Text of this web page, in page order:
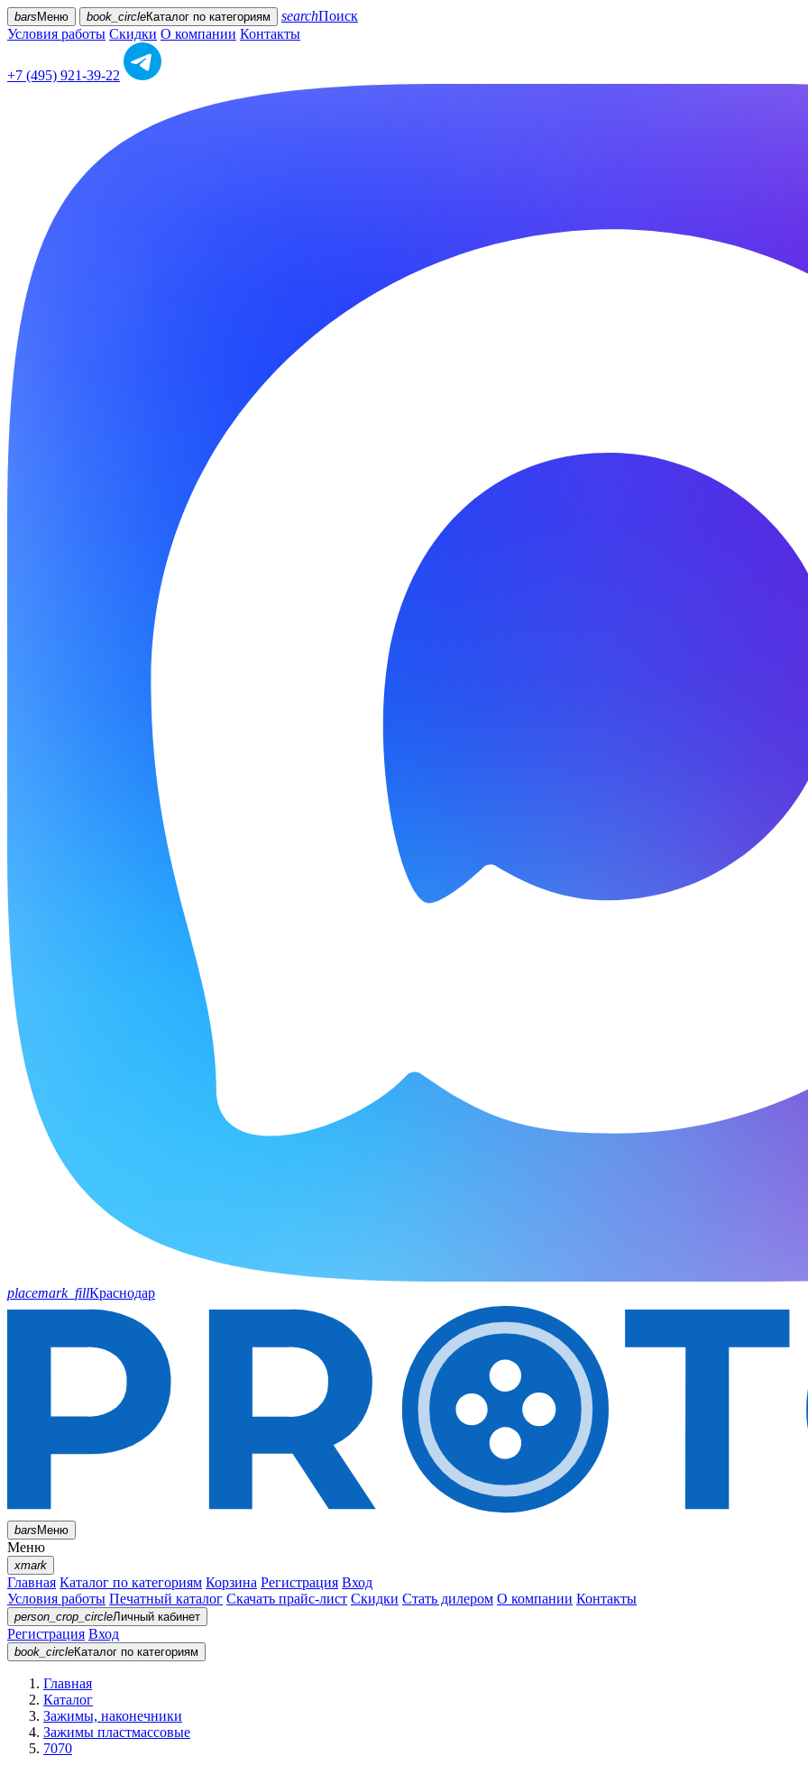
bars Меню book_circleКаталог по категориям searchПоиск
Условия работы Скидки О компании Контакты
+7 (495) 921-39-22
placemark_fillКраснодар
barsМеню
Меню
xmark
Главная Каталог по категориям Корзина Регистрация Вход
Условия работы Печатный каталог Скачать прайс-лист Скидки Стать дилером О компании Контакты
person_crop_circleЛичный кабинет
Регистрация Вход
book_circleКаталог по категориям
Главная
Каталог
Зажимы, наконечники
Зажимы пластмассовые
7070